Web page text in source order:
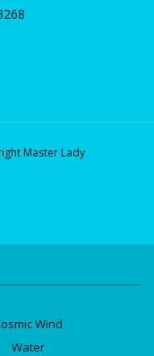
Master Lady
Wind
Water